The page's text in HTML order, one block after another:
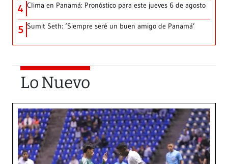
4 Clima en Panamá: Pronóstico para este jueves 6 de agosto
5 Sumit Seth: ‘Siempre seré un buen amigo de Panamá’
Lo Nuevo